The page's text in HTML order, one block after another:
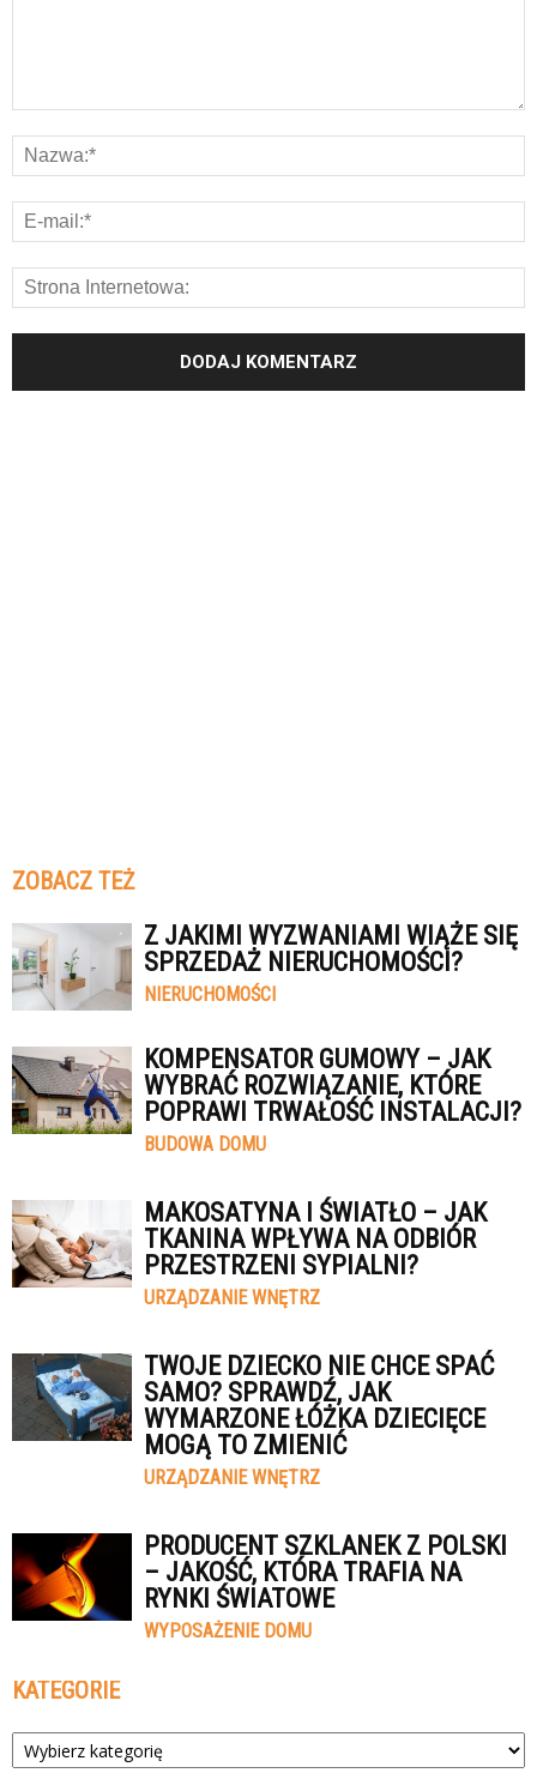
ZOBACZ TEŻ
Z JAKIMI WYZWANIAMI WIĄŻE SIĘ
SPRZEDAŻ NIERUCHOMOŚCI?
NIERUCHOMOŚCI
KOMPENSATOR GUMOWY – JAK
WYBRAĆ ROZWIĄZANIE, KTÓRE
POPRAWI TRWAŁOŚĆ INSTALACJI?
BUDOWA DOMU
MAKOSATYNA I ŚWIATŁO – JAK
TKANINA WPŁYWA NA ODBIÓR
PRZESTRZENI SYPIALNI?
URZĄDZANIE WNĘTRZ
TWOJE DZIECKO NIE CHCE SPAĆ
SAMO? SPRAWDŹ, JAK
WYMARZONE ŁÓŻKA DZIECIĘCE
MOGĄ TO ZMIENIĆ
URZĄDZANIE WNĘTRZ
PRODUCENT SZKLANEK Z POLSKI
– JAKOŚĆ, KTÓRA TRAFIA NA
RYNKI ŚWIATOWE
WYPOSAŻENIE DOMU
KATEGORIE
Kategorie